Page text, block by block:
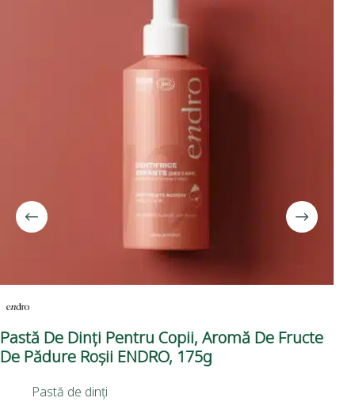
Pastă De Dinți Pentru Copii, Aromă De Fructe
De Pădure Roșii ENDRO, 175g
Pastă de dinți